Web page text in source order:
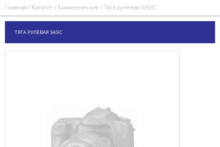
Главная/ Каталог/ Коммерческие /Тяга рулевая SASIC
ТЯГА РУЛЕВАЯ SASIC